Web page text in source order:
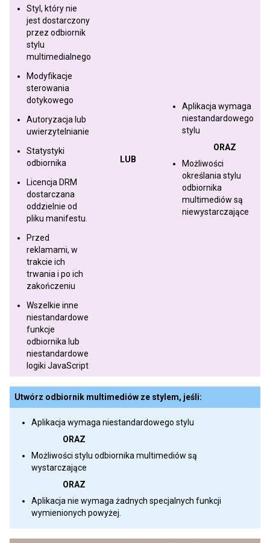
Styl, który nie
jest dostarczony
przez odbiornik
stylu
multimedialnego
Modyfikacje
sterowania
dotykowego
Autoryzacja lub
uwierzytelnianie
Statystyki
odbiornika
Licencja DRM
dostarczana
oddzielnie od
pliku manifestu.
Przed
reklamami, w
trakcie ich
trwania i po ich
zakończeniu
Wszelkie inne
niestandardowe
funkcje
odbiornika lub
niestandardowe
logiki JavaScript
LUB
Aplikacja wymaga
niestandardowego
stylu
ORAZ
Możliwości
określania stylu
odbiornika
multimediów są
niewystarczające
Utwórz odbiornik multimediów ze stylem, jeśli:
Aplikacja wymaga niestandardowego stylu
ORAZ
Możliwości stylu odbiornika multimediów są
wystarczające
ORAZ
Aplikacja nie wymaga żadnych specjalnych funkcji
wymienionych powyżej.